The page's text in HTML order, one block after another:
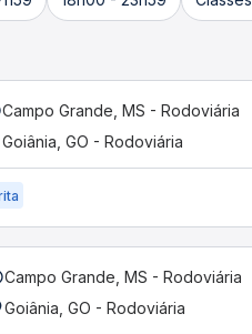
Campo Grande, MS - Rodoviária
Goiânia, GO - Rodoviária
Campo Grande, MS - Rodoviária
Goiânia, GO - Rodoviária